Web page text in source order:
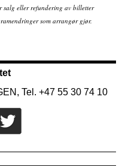
salg eller refundering av billetter
som arrangør gjør.
Tel. +47 55 30 74 10